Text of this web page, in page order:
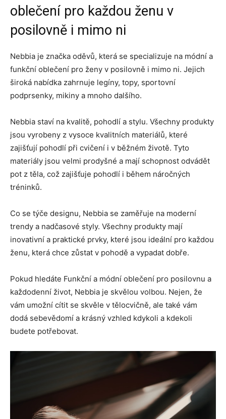
oblečení pro každou ženu v
posilovně i mimo ni
Nebbia je značka oděvů, která se specializuje na módní a
funkční oblečení pro ženy v posilovně i mimo ni. Jejich
široká nabídka zahrnuje legíny, topy, sportovní
podprsenky, mikiny a mnoho dalšího.
Nebbia staví na kvalitě, pohodlí a stylu. Všechny produkty
jsou vyrobeny z vysoce kvalitních materiálů, které
zajišťují pohodlí při cvičení i v běžném životě. Tyto
materiály jsou velmi prodyšné a mají schopnost odvádět
pot z těla, což zajišťuje pohodlí i během náročných
tréninků.
Co se týče designu, Nebbia se zaměřuje na moderní
trendy a nadčasové styly. Všechny produkty mají
inovativní a praktické prvky, které jsou ideální pro každou
ženu, která chce zůstat v pohodě a vypadat dobře.
Pokud hledáte Funkční a módní oblečení pro posilovnu a
každodenní život, Nebbia je skvělou volbou. Nejen, že
vám umožní cítit se skvěle v tělocvičně, ale také vám
dodá sebevědomí a krásný vzhled kdykoli a kdekoli
budete potřebovat.